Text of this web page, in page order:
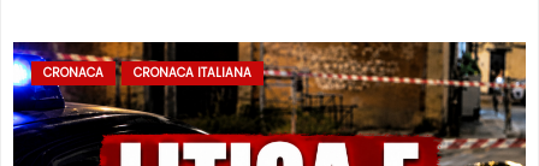
CRONACA CRONACA ITALIANA